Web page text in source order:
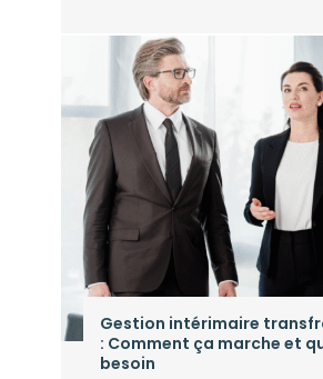
Gestion intérimaire
: Comment ça marche et
besoin